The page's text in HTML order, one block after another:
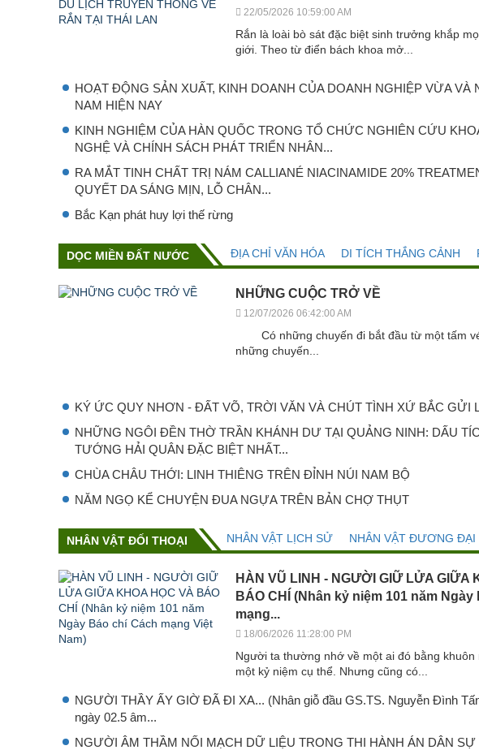
22/05/2026 10:59:00 AM
Rắn là loài bò sát đặc biệt sinh trưởng khắp
giới. Theo từ điển bách khoa mở...
HOẠT ĐỘNG SẢN XUẤT, KINH DOANH CỦA DOANH NGHIỆP VỪA VÀ
NAM HIỆN NAY
KINH NGHIỆM CỦA HÀN QUỐC TRONG TỔ CHỨC NGHIÊN CỨU
NGHỆ VÀ CHÍNH SÁCH PHÁT TRIỂN NHÂN...
RA MẮT TINH CHẤT TRỊ NÁM CALLIANÉ NIACINAMIDE 20%
QUYẾT DA SÁNG MỊN, LỖ CHÂN...
Bắc Kạn phát huy lợi thế rừng
DỌC MIỀN ĐẤT NƯỚC ĐỊA CHỈ VĂN HÓA DI TÍCH THẮNG CẢNH
NHỮNG CUỘC TRỞ VỀ
12/07/2026 06:42:00 AM
Có những chuyến đi bắt đầu từ một tấm
những chuyến...
KÝ ỨC QUY NHƠN - ĐẤT VÕ, TRỜI VĂN VÀ CHÚT TÌNH XỨ BẮC GỬI
NHỮNG NGÔI ĐỀN THỜ TRẦN KHÁNH DƯ TẠI QUẢNG NINH: DẤU
TƯỚNG HẢI QUÂN ĐẶC BIỆT NHẤT...
CHÙA CHÂU THỚI: LINH THIÊNG TRÊN ĐỈNH NÚI NAM BỘ
NĂM NGỌ KỂ CHUYỆN ĐUA NGỰA TRÊN BẢN CHỢ THỤT
NHÂN VẬT ĐỐI THOẠI NHÂN VẬT LỊCH SỬ NHÂN VẬT ĐƯƠNG ĐẠI
HÀN VŨ LINH - NGƯỜI GIỮ LỬA GIỮA
BÁO CHÍ (Nhân kỷ niệm 101 năm Ngày
mạng...
18/06/2026 11:28:00 PM
Người ta thường nhớ về một ai đó bằng khuôn
một kỷ niệm cụ thể. Nhưng cũng có...
NGƯỜI THẦY ẤY GIỜ ĐÃ ĐI XA... (Nhân giỗ đầu GS.TS. Nguyễn Đình
ngày 02.5 âm...
NGƯỜI ÂM THẦM NỐI MẠCH DỮ LIỆU TRONG THI HÀNH ÁN DÂN SỰ